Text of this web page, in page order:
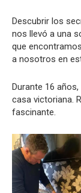
Descubrir los
nos llevó a una
que
a nosotros en
Durante 16
casa victoriana.
fascinante.